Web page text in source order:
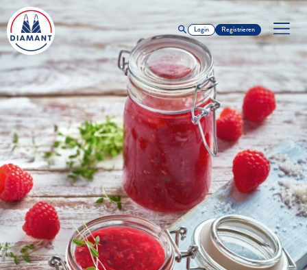
Login Registrieren